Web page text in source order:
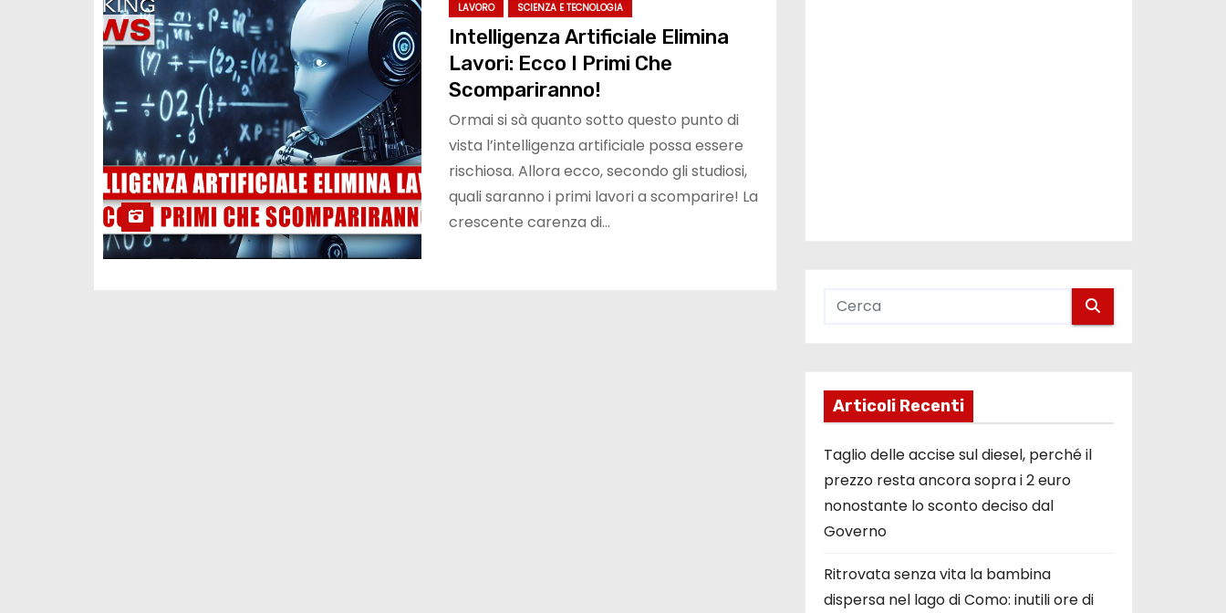
LAVORO SCIENZA E TECNOLOGIA
Intelligenza Artificiale Elimina
Lavori: Ecco I Primi Che
Scompariranno!
Ormai si sà quanto sotto questo punto di
vista l’intelligenza artificiale possa essere
rischiosa. Allora ecco, secondo gli studiosi,
quali saranno i primi lavori a scomparire! La
crescente carenza di…
Articoli Recenti
Taglio delle accise sul diesel, perché il
prezzo resta ancora sopra i 2 euro
nonostante lo sconto deciso dal
Governo
Ritrovata senza vita la bambina
dispersa nel lago di Como: inutili ore di